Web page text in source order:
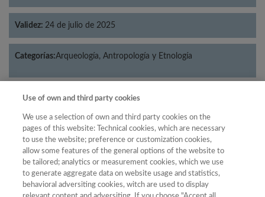
Validez: 24 de julio de 2025
Categorías:Arqueología, Antropología y Etnología
Año
Año
Filtrar
Use of own and third party cookies
We use a selection of own and third party cookies on the
pages of this website: Technical cookies, which are necessary
to use the website; preference or customization cookies,
allow some features of the general options of the website to
be tailored; analytics or measurement cookies, which we use
to generate aggregate data on website usage and statistics,
behavioral adversiting cookies, witch are used to display